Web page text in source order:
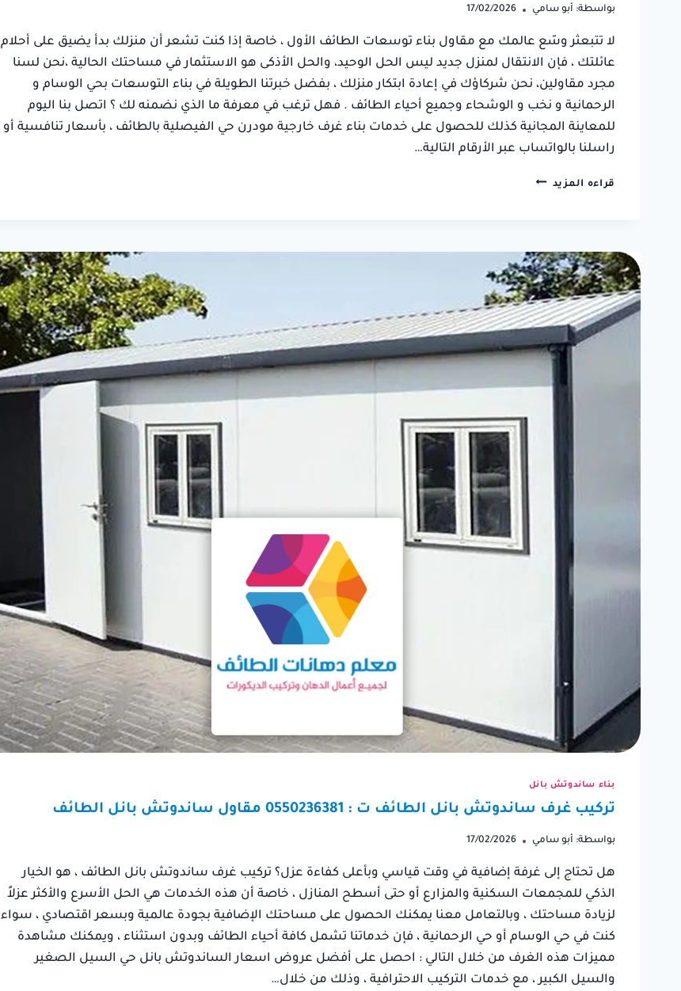
بواسطة: أبو سامي 17/02/2026
لا تتبعثر وسّع عالمك مع مقاول بناء توسعات الطائف الأول ، خاصة إذا كنت تشعر أن منزلك بدأ يضيق على أحلام
عائلتك ، فإن الانتقال لمنزل جديد ليس الحل الوحيد، والحل الأذكى هو الاستثمار في مساحتك الحالية ،​نحن لسنا
مجرد مقاولين، نحن شركاؤك في إعادة ابتكار منزلك ، بفضل خبرتنا الطويلة في بناء التوسعات بحي الوسام و
الرحمانية و نخب و الوشحاء وجميع أحياء الطائف . فهل ترغب في معرفة ما الذي نضمنه لك ؟ اتصل بنا اليوم
للمعاينة المجانية كذلك للحصول على خدمات بناء غرف خارجية مودرن حي الفيصلية بالطائف ، بأسعار تنافسية أو
راسلنا بالواتساب عبر الأرقام التالية…
قراءه المزيد مقاول
:
0550236381
غرفة
توسعة
خارجية
في
الطائف
بناء ساندوتش بانل
تركيب غرف ساندوتش بانل الطائف ت : 0550236381 مقاول ساندوتش بانل الطائف
بواسطة: أبو سامي 17/02/2026
​هل تحتاج إلى غرفة إضافية في وقت قياسي وبأعلى كفاءة عزل؟ تركيب غرف ساندوتش بانل الطائف ، هو الخيار
الذكي للمجمعات السكنية والمزارع أو حتى أسطح المنازل ، خاصة أن هذه الخدمات هي الحل الأسرع والأكثر عزلاً
لزيادة مساحتك ، وبالتعامل معنا يمكنك الحصول على مساحتك الإضافية بجودة عالمية وبسعر اقتصادي ، سواء
كنت في حي الوسام أو حي الرحمانية ، فإن خدماتنا تشمل كافة أحياء الطائف وبدون استثناء ، ويمكنك مشاهدة
مميزات هذه الغرف من خلال التالي : احصل على أفضل عروض اسعار الساندوتش بانل حي السيل الصغير
والسيل الكبير ، مع خدمات التركيب الاحترافية ، وذلك من خلال…